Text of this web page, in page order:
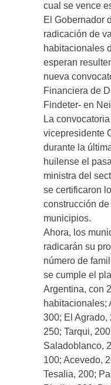
cual se vence
El Gobernador
radicación de
habitacionales
esperan
nueva
Financiera de
Findeter- en
La
vicepresidente
durante la
huilense el
ministra del
se certificaron
construcción
municipios.
Ahora, los
radicarán su
número de
se cumple el
Argentina, con
habitacionales;
300; El Agrado,
250; Tarqui,
Saladoblanco,
100; Acevedo,
Tesalia, 200;